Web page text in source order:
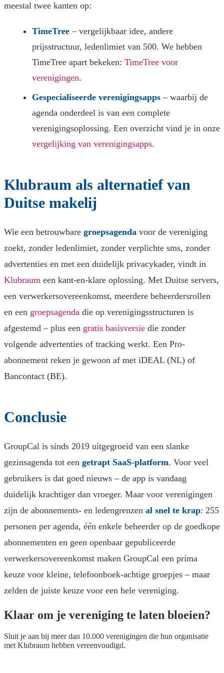
meestal twee kanten op:
TimeTree – vergelijkbaar idee, andere
prijsstructuur, ledenlimiet van 500. We hebben
TimeTree apart bekeken: TimeTree voor
verenigingen.
Gespecialiseerde verenigingsapps – waarbij de
agenda onderdeel is van een complete
verenigingsoplossing. Een overzicht vind je in onze
vergelijking van verenigingsapps.
Klubraum als alternatief van
Duitse makelij
Wie een betrouwbare groepsagenda voor de vereniging
zoekt, zonder ledenlimiet, zonder verplichte sms, zonder
advertenties en met een duidelijk privacykader, vindt in
Klubraum een kant-en-klare oplossing. Met Duitse servers,
een verwerkersovereenkomst, meerdere beheerdersrollen
en een groepsagenda die op verenigingsstructuren is
afgestemd – plus een gratis basisversie die zonder
volgende advertenties of tracking werkt. Een Pro-
abonnement reken je gewoon af met iDEAL (NL) of
Bancontact (BE).
Conclusie
GroupCal is sinds 2019 uitgegroeid van een slanke
gezinsagenda tot een getrapt SaaS-platform. Voor veel
gebruikers is dat goed nieuws – de app is vandaag
duidelijk krachtiger dan vroeger. Maar voor verenigingen
zijn de abonnements- en ledengrenzen al snel te krap: 255
personen per agenda, één enkele beheerder op de goedkope
abonnementen en geen openbaar gepubliceerde
verwerkersovereenkomst maken GroupCal een prima
keuze voor kleine, telefoonboek-achtige groepjes – maar
zelden de juiste keuze voor een hele vereniging.
Klaar om je vereniging te laten bloeien?
Sluit je aan bij meer dan 10.000 verenigingen die hun organisatie
met Klubraum hebben vereenvoudigd.